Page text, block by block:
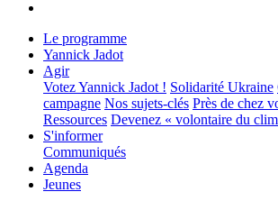
Le programme
Yannick Jadot
Agir
Votez Yannick Jadot ! Solidarité Ukraine
campagne Nos sujets-clés Près de chez
Ressources Devenez « volontaire du
S'informer
Communiqués
Agenda
Jeunes